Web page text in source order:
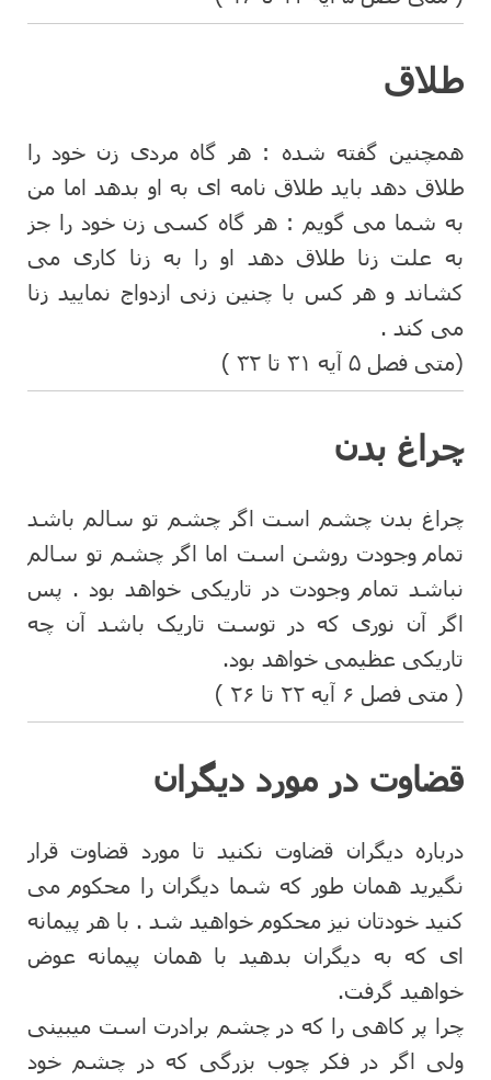
طلاق
همچنین گفته شده : هر گاه مردی زن خود را
طلاق دهد باید طلاق نامه ای به او بدهد اما من
به شما می گویم : هر گاه کسی زن خود را جز
به علت زنا طلاق دهد او را به زنا کاری می
کشاند و هر کس با چنین زنی ازدواج نمایید زنا
می کند .
(متی فصل ۵ آیه ۳۱ تا ۳۲ )
چراغ بدن
چراغ بدن چشم است اگر چشم تو سالم باشد
تمام وجودت روشن است اما اگر چشم تو سالم
نباشد تمام وجودت در تاریکی خواهد بود . پس
اگر آن نوری که در توست تاریک باشد آن چه
تاریکی عظیمی خواهد بود.
( متی فصل ۶ آیه ۲۲ تا ۲۶ )
قضاوت در مورد دیگران
درباره دیگران قضاوت نکنید تا مورد قضاوت قرار
نگیرید همان طور که شما دیگران را محکوم می
کنید خودتان نیز محکوم خواهید شد . با هر پیمانه
ای که به دیگران بدهید با همان پیمانه عوض
خواهید گرفت.
چرا پر کاهی را که در چشم برادرت است میبینی
ولی اگر در فکر چوب بزرگی که در چشم خود